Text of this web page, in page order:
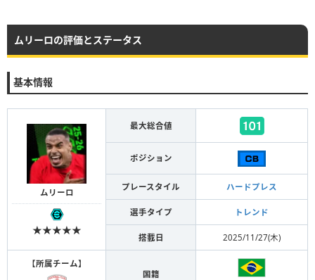
ムリーロの評価とステータス
基本情報
ムリーロ
★★★★★
最大総合値
ポジション
プレースタイル ハードプレス
選手タイプ トレンド
搭載日 2025/11/27(木)
【所属チーム】
国籍